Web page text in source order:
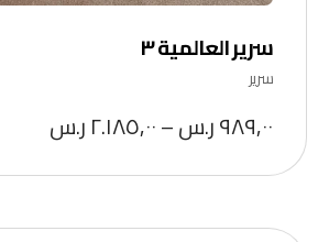
سرير العالمية ٣
سرير
٩٨٩,٠٠ر.س–٢.١٨٥,٠٠ر.س